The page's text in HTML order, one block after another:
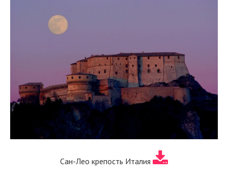
Сан-Лео крепость Италия